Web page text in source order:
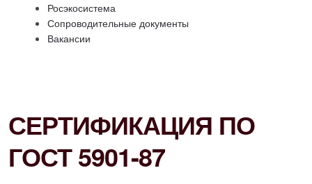
Росэкосистема
Сопроводительные документы
Вакансии
СЕРТИФИКАЦИЯ ПО
ГОСТ 5901-87